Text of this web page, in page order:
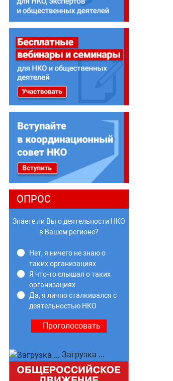
ОПРОС
Знаете ли Вы о деятельности НКО
в Вашем регионе?
Нет, я ничего не знаю о
таких организациях
Я что-то слышал о таких
организациях
Да, я лично сталкивался с
деятельностью НКО
Загрузка ...